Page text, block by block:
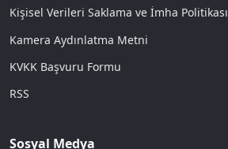
Kişisel Verileri Saklama ve İmha Politikası
Kamera Aydınlatma Metni
KVKK Başvuru Formu
RSS
Sosyal Medya